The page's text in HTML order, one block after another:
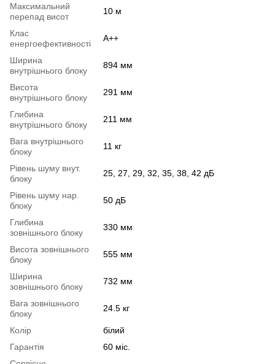
Максимальний
перепад висот
10 м
Клас
енергоефективності
A++
Ширина
внутрішнього блоку
894 мм
Висота
внутрішнього блоку
291 мм
Глибина
внутрішнього блоку
211 мм
Вага внутрішнього
блоку
11 кг
Рівень шуму внут.
блоку
25, 27, 29, 32, 35, 38, 42 дБ
Рівень шуму нар.
блоку
50 дБ
Глибина
зовнішнього блоку
330 мм
Висота зовнішнього
блоку
555 мм
Ширина
зовнішнього блоку
732 мм
Вага зовнішнього
блоку
24.5 кг
Колір
білий
Гарантія
60 міс.